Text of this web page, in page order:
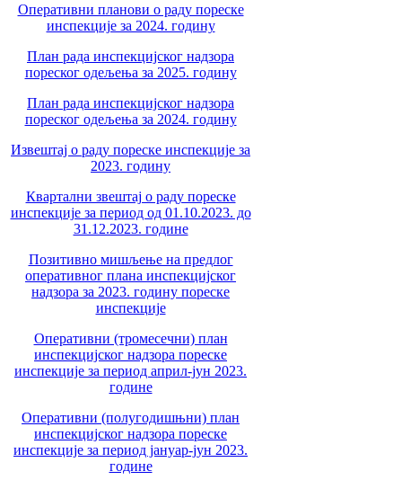
Оперативни планови о раду пореске
инспекције за 2024. годину
План рада инспекцијског надзора
пореског одељења за 2025. годину
План рада инспекцијског надзора
пореског одељења за 2024. годину
Извештај о раду пореске инспекције за
2023. годину
Квартални звештај о раду пореске
инспекције за период од 01.10.2023. до
31.12.2023. године
Позитивно мишљење на предлог
оперативног плана инспекцијског
надзора за 2023. годину пореске
инспекције
Оперативни (тромесечни) план
инспекцијског надзора пореске
инспекције за период април-јун 2023.
године
Оперативни (полугодишњни) план
инспекцијског надзора пореске
инспекције за период јануар-јун 2023.
године